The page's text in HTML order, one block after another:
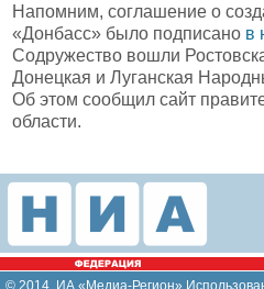
Напомним, соглашение о
«Донбасс» было подписано в
Содружество вошли
Донецкая и Луганская
Об этом сообщил сайт
области.
© 2014, ИА «Медиа-Регион»